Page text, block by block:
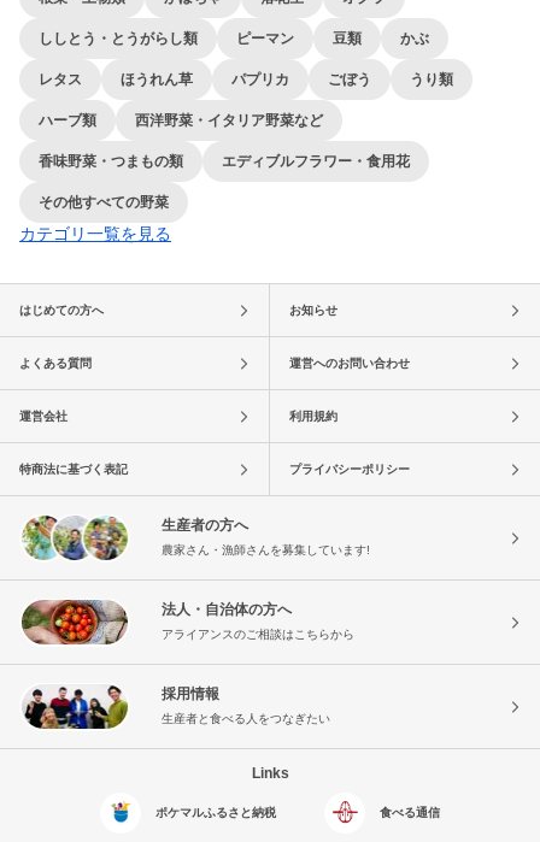
ししとう・とうがらし類 ピーマン 豆類 かぶ
レタス ほうれん草 パプリカ ごぼう うり類
ハーブ類 西洋野菜・イタリア野菜など
香味野菜・つまもの類 エディブルフラワー・食用花
その他すべての野菜
カテゴリ一覧を見る
はじめての方へ お知らせ
よくある質問 運営へのお問い合わせ
運営会社 利用規約
特商法に基づく表記 プライバシーポリシー
生産者の方へ
農家さん・漁師さんを募集しています!
法人・自治体の方へ
アライアンスのご相談はこちらから
採用情報
生産者と食べる人をつなぎたい
Links
ポケマルふるさと納税 食べる通信